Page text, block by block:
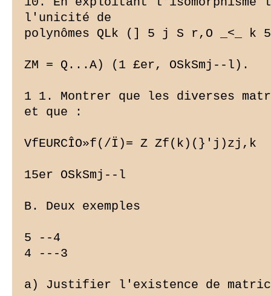
l'unicité de
polynômes QLk (] 5 j S r,O _<_
ZM = Q...A) (1 £er, OSkSmj--l).
1 1. Montrer que les diverses
et que :
VfEURCÎO»f(/Ï)= Z Zf(k)(}'j)zj,k
15er OSkSmj--l
B. Deux exemples
5 --4
4 ---3
a) Justifier l'existence de